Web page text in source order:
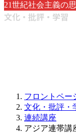
21世紀社会主義の
文化・批評・学習
フロントペー
文化・批評・
連続講座
アジア連帯